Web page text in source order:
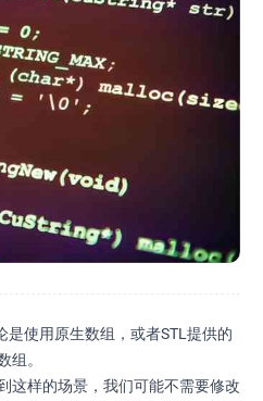
是使用原生数组，或者STL提供的
组。
这样的场景，我们可能不需要修改